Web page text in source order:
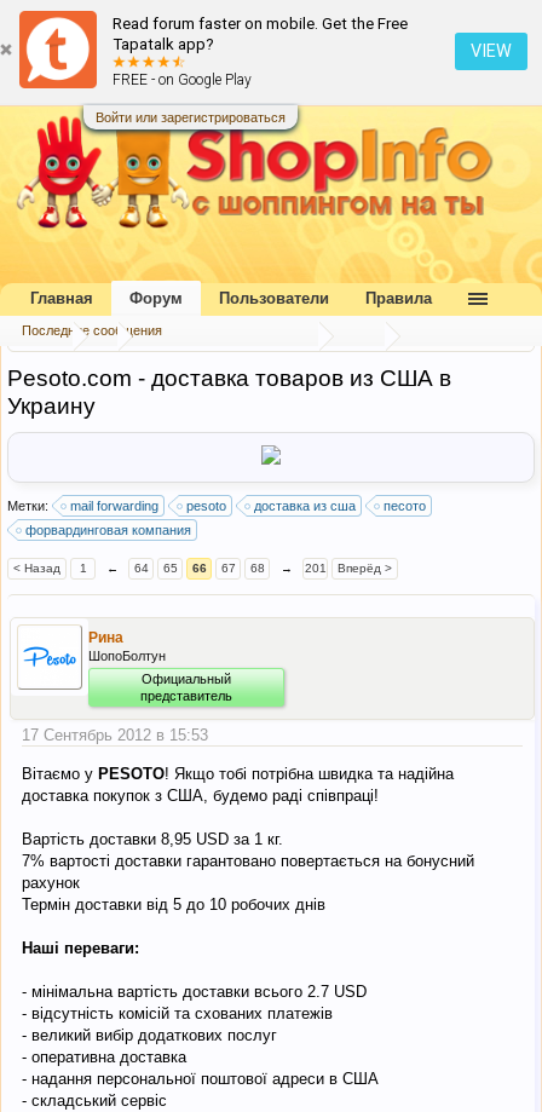
Read forum faster on mobile. Get the Free
Tapatalk app?
FREE - on Google Play
VIEW
Войти или зарегистрироваться
Форум ... Форвардинговые компании
Pesoto.com - доставка товаров из США в
Украину
Метки: mail forwarding pesoto доставка из сша
песото
форвардинговая компания
< Назад 1 ← 64 65 66 67 68 → 201 Вперёд >
Рина
ШопоБолтун
Официальный
представитель
17 Сентябрь 2012 в 15:53
Вітаємо у PESOTO! Якщо тобі потрібна швидка та надійна
доставка покупок з США, будемо раді співпраці!
Вартість доставки 8,95 USD за 1 кг.
7% вартості доставки гарантовано повертається на бонусний
рахунок
Термін доставки від 5 до 10 робочих днів
Наші переваги:
- мінімальна вартість доставки всього 2.7 USD
- відсутність комісій та схованих платежів
- великий вибір додаткових послуг
- оперативна доставка
- надання персональної поштової адреси в США
- складський сервіс
Главная Форум
Последние сообщения
Пользователи Правила